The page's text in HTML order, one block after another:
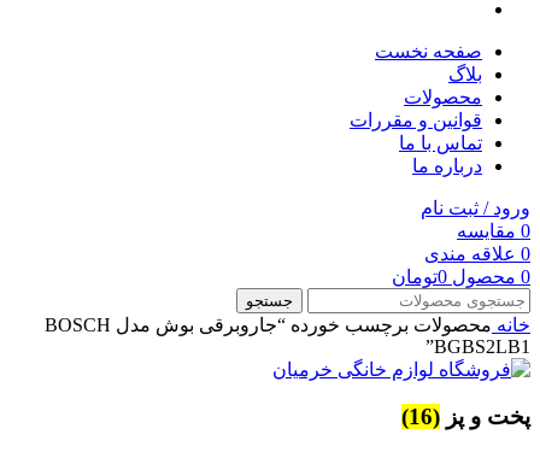
صفحه نخست
بلاگ
محصولات
قوانین و مقررات
تماس با ما
درباره ما
ورود / ثبت نام
0 مقایسه
0 علاقه مندی
0 محصول 0تومان
جستجو
خانه
محصولات برچسب خورده “جاروبرقی بوش مدل BOSCH
BGBS2LB1”
پخت و پز (16)